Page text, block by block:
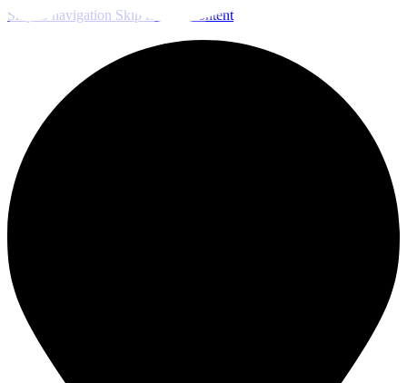
Skip to navigation Skip to main content